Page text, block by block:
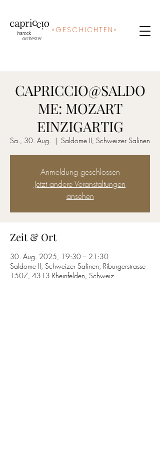
« GESCHICHTEN»
CAPRICCIO@SALDO
ME: MOZART
EINZIGARTIG
Sa., 30. Aug.
  |
Saldome II, Schweizer Salinen
Anmeldung geschlossen
Jetzt andere Veranstaltungen
ansehen
Zeit & Ort
30. Aug. 2025, 19:30 – 21:30
Saldome II, Schweizer Salinen, Riburgerstrasse
1507, 4313 Rheinfelden, Schweiz